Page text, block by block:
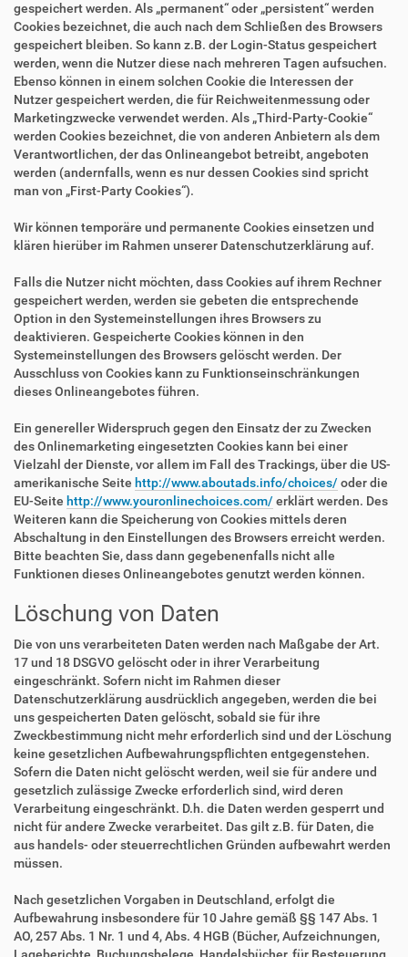
gespeichert werden. Als „permanent“ oder „persistent“ werden
Cookies bezeichnet, die auch nach dem Schließen des Browsers
gespeichert bleiben. So kann z.B. der Login-Status gespeichert
werden, wenn die Nutzer diese nach mehreren Tagen aufsuchen.
Ebenso können in einem solchen Cookie die Interessen der
Nutzer gespeichert werden, die für Reichweitenmessung oder
Marketingzwecke verwendet werden. Als „Third-Party-Cookie“
werden Cookies bezeichnet, die von anderen Anbietern als dem
Verantwortlichen, der das Onlineangebot betreibt, angeboten
werden (andernfalls, wenn es nur dessen Cookies sind spricht
man von „First-Party Cookies“).
Wir können temporäre und permanente Cookies einsetzen und
klären hierüber im Rahmen unserer Datenschutzerklärung auf.
Falls die Nutzer nicht möchten, dass Cookies auf ihrem Rechner
gespeichert werden, werden sie gebeten die entsprechende
Option in den Systemeinstellungen ihres Browsers zu
deaktivieren. Gespeicherte Cookies können in den
Systemeinstellungen des Browsers gelöscht werden. Der
Ausschluss von Cookies kann zu Funktionseinschränkungen
dieses Onlineangebotes führen.
Ein genereller Widerspruch gegen den Einsatz der zu Zwecken
des Onlinemarketing eingesetzten Cookies kann bei einer
Vielzahl der Dienste, vor allem im Fall des Trackings, über die US-
amerikanische Seite http://www.aboutads.info/choices/ oder die
EU-Seite http://www.youronlinechoices.com/ erklärt werden. Des
Weiteren kann die Speicherung von Cookies mittels deren
Abschaltung in den Einstellungen des Browsers erreicht werden.
Bitte beachten Sie, dass dann gegebenenfalls nicht alle
Funktionen dieses Onlineangebotes genutzt werden können.
Löschung von Daten
Die von uns verarbeiteten Daten werden nach Maßgabe der Art.
17 und 18 DSGVO gelöscht oder in ihrer Verarbeitung
eingeschränkt. Sofern nicht im Rahmen dieser
Datenschutzerklärung ausdrücklich angegeben, werden die bei
uns gespeicherten Daten gelöscht, sobald sie für ihre
Zweckbestimmung nicht mehr erforderlich sind und der Löschung
keine gesetzlichen Aufbewahrungspflichten entgegenstehen.
Sofern die Daten nicht gelöscht werden, weil sie für andere und
gesetzlich zulässige Zwecke erforderlich sind, wird deren
Verarbeitung eingeschränkt. D.h. die Daten werden gesperrt und
nicht für andere Zwecke verarbeitet. Das gilt z.B. für Daten, die
aus handels- oder steuerrechtlichen Gründen aufbewahrt werden
müssen.
Nach gesetzlichen Vorgaben in Deutschland, erfolgt die
Aufbewahrung insbesondere für 10 Jahre gemäß §§ 147 Abs. 1
AO, 257 Abs. 1 Nr. 1 und 4, Abs. 4 HGB (Bücher, Aufzeichnungen,